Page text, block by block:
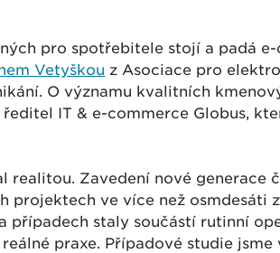
pro spotřebitele stojí a padá e-
Vetyškou z Asociace pro
O významu kvalitních
IT & e-commerce Globus,
realitou. Zavedení nové generace
projektech ve více než osmdesáti
případech staly součástí rutinní
reálné praxe. Případové studie